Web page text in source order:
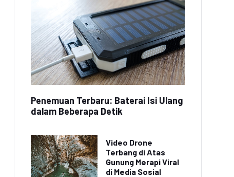
Penemuan Terbaru: Baterai Isi Ulang
dalam Beberapa Detik
Video Drone
Terbang di Atas
Gunung Merapi Viral
di Media Sosial